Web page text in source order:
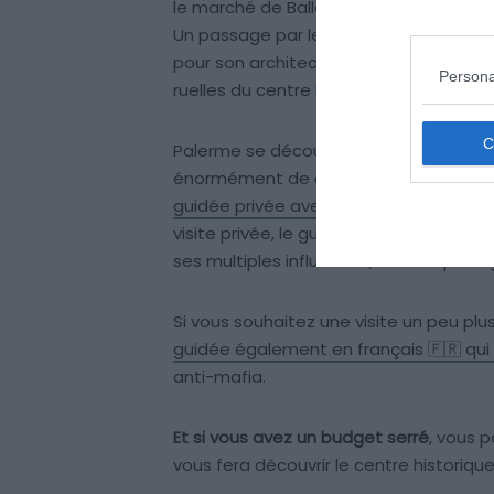
le marché de Ballarò ou de Vucciria
Un passage par le Teatro Massimo,
pour son architecture imposante.
ruelles du centre historique et
Palerme se découvre très bien à pied,
énormément de choses à y voir.
guidée privée avec guide local en
visite privée, le guide vous fait
ses multiples influences, tout en
Si vous souhaitez une visite un peu
guidée également en français 🇫🇷 qui
anti-mafia.
Et si vous avez un budget serré, vous
vous fera découvrir le centre